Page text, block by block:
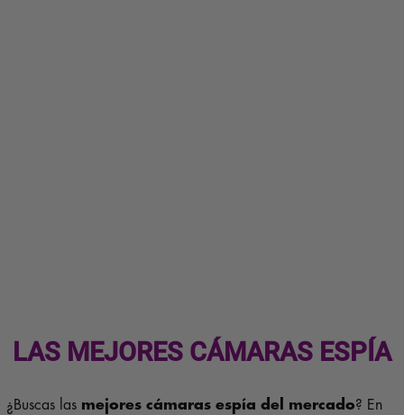
LAS MEJORES CÁMARAS ESPÍA
¿Buscas las mejores cámaras espía del mercado? En